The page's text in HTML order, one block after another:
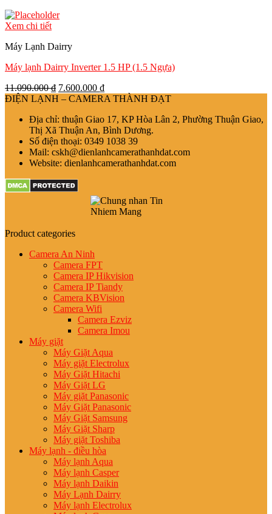
Xem chi tiết
Máy Lạnh Dairry
Máy lạnh Dairry Inverter 1.5 HP (1.5 Ngựa)
11.090.000₫ 7.600.000 ₫
ĐIỆN LẠNH – CAMERA THÀNH ĐẠT
Địa chỉ: thuận Giao 17, KP Hòa Lân 2, Phường Thuận Giao,
Thị Xã Thuận An, Bình Dương.
Số điện thoại: 0349 1038 39
Mail: cskh@dienlanhcamerathanhdat.com
Website: dienlanhcamerathanhdat.com
Product categories
Camera An Ninh
Camera FPT
Camera IP Hikvision
Camera IP Tiandy
Camera KBVision
Camera Wifi
Camera Ezviz
Camera Imou
Máy giặt
Máy Giặt Aqua
Máy giặt Electrolux
Máy Giặt Hitachi
Máy Giặt LG
Máy giặt Panasonic
Máy Giặt Panasonic
Máy Giặt Samsung
Máy Giặt Sharp
Máy giặt Toshiba
Máy lạnh - điều hòa
Máy lạnh Aqua
Máy lạnh Casper
Máy lạnh Daikin
Máy Lạnh Dairry
Máy lạnh Electrolux